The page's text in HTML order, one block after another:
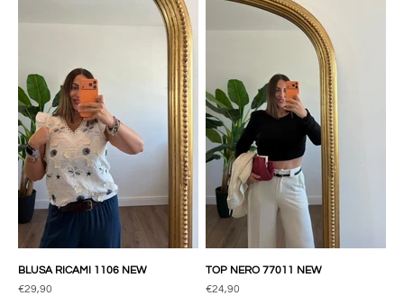
BLUSA RICAMI 1106 NEW
Prezzo scontato
€29,90
TOP NERO 77011 NEW
Prezzo scontato
€24,90